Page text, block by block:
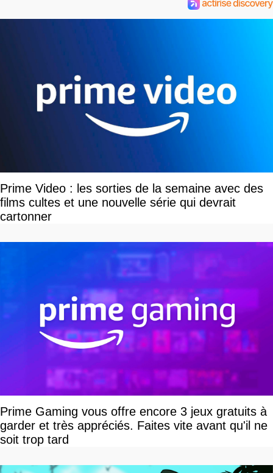
Prime Video : les sorties de la semaine avec des
films cultes et une nouvelle série qui devrait
cartonner
Prime Gaming vous offre encore 3 jeux gratuits à
garder et très appréciés. Faites vite avant qu'il ne
soit trop tard